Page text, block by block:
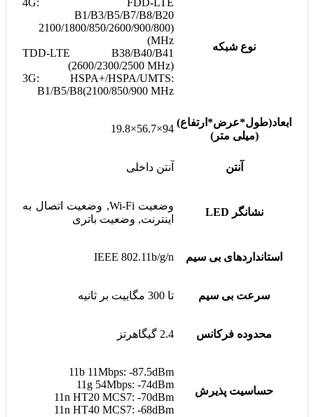
نوع شبکه
4G: FDD-LTE
B1/B3/B5/B7/B8/B20
(2100/1800/850/2600/900/800
MHz)
TDD-LTE B38/B40/B41
(2600/2300/2500 MHz)
3G: HSPA+/HSPA/UMTS:
B1/B5/B8(2100/850/900 MHz
ابعاد(طول*عرض*ارتفاع)
(میلی متر)
94×56.7×19.8
آنتن آنتن داخلی
نشانگر LED
وضعیت Wi-Fi, وضعیت اتصال به
اینترنت, وضعیت باتری
استانداردهای بی سیم IEEE 802.11b/g/n
سرعت بی سیم تا 300 مگابیت بر ثانیه
محدوده فرکانس 2.4 گیگاهرتز
حساسیت پذیرش
11b 11Mbps: -87.5dBm
11g 54Mbps: -74dBm
11n HT20 MCS7: -70dBm
11n HT40 MCS7: -68dBm